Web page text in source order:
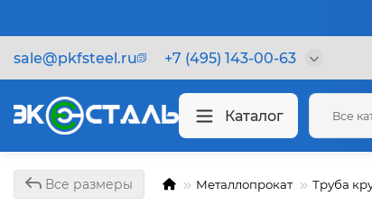
sale@pkfsteel.ru +7 (495) 143-00-63
Каталог Все
Все размеры Металлопрокат Труба